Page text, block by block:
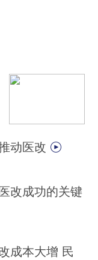
动医改
改成功的关键
成本大增 民